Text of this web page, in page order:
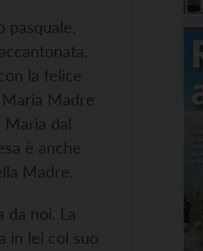
la felice
Madre
Maria dal
è anche
Madre.
da noi. La
in lei col suo